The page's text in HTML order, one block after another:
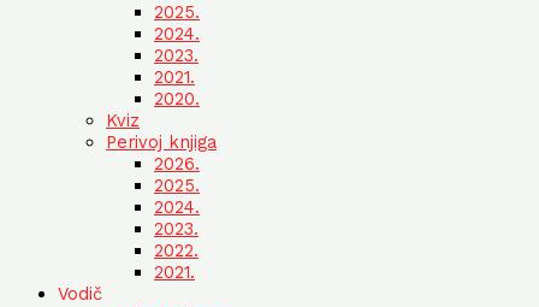
2025.
2024.
2023.
2021.
2020.
Kviz
Perivoj knjiga
2026.
2025.
2024.
2023.
2022.
2021.
Vodič